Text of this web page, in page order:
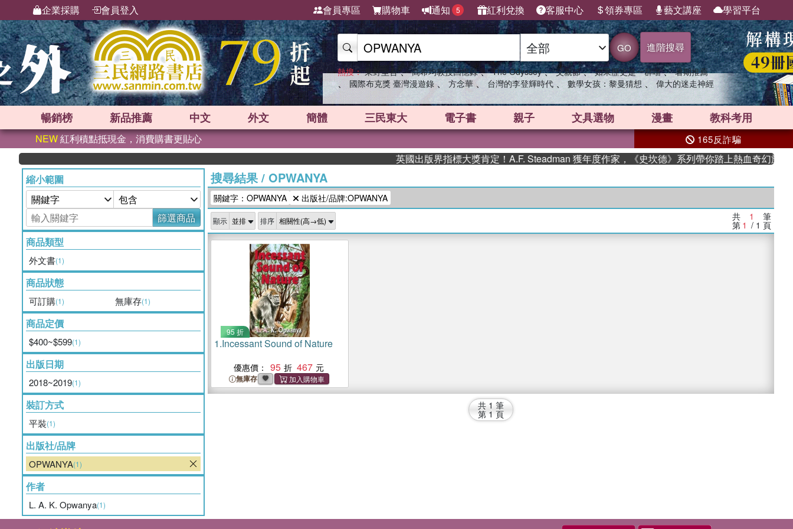
企業採購 會員登入 會員專區 購物車 通知 5 紅利兌換 客服中心 領券專區 藝文講座 學習平台
GO 進階搜尋
熱搜： 東野圭吾 、 高希均教授回憶錄 、 The Odyssey 、 父親節 、 如果歷史是一群喵 、 暑期推薦
、 國際布克獎 臺灣漫遊錄 、 方念華 、 台灣的李登輝時代 、 數學女孩：黎曼猜想 、 偉大的迷走神經
暢銷榜 新品推薦 中文 外文 簡體 三民東大 電子書 親子 文具選物 漫畫 教科考用
NEW紅利積點抵現金，消費購書更貼心 165反詐騙
英國出版界指標大獎肯定！A.F. Steadman 獲年度作家，《史坎德》系列帶你踏上熱血奇幻旅程
縮小範圍
篩選商品
商品類型
外文書(1)
商品狀態
可訂購(1) 無庫存(1)
商品定價
$400~$599(1)
出版日期
2018~2019(1)
裝訂方式
平裝(1)
出版社/品牌
OPWANYA(1)
作者
L. A. K. Opwanya(1)
搜尋結果/ OPWANYA
關鍵字：OPWANYA 出版社/品牌:OPWANYA
顯示 排序 共 1 筆
第 1 / 1 頁
95 折
1.Incessant Sound of Nature
優惠價： 95 467
無庫存
共 1 筆
第 1 頁